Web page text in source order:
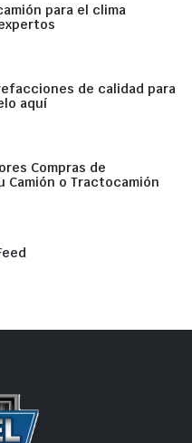
para el clima
de calidad para
aquí
Compras de
Camión o Tractocamión